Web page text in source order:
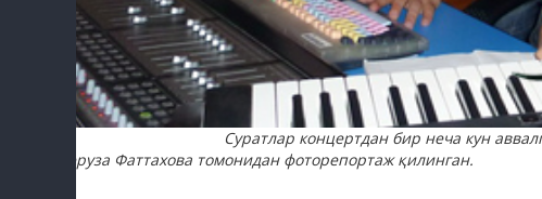
Суратлар концертдан бир неча кун
Феруза Фаттахова томонидан фоторепортаж қилинган.